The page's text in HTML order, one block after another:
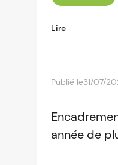
Lire
Publié le31/07/
année de